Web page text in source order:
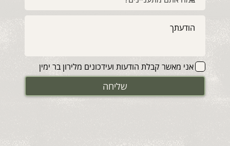
אני מאשר קבלת הודעות ועידכונים מלירון בר ימין
שליחה